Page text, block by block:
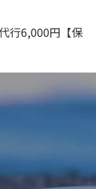
行6,000円【保